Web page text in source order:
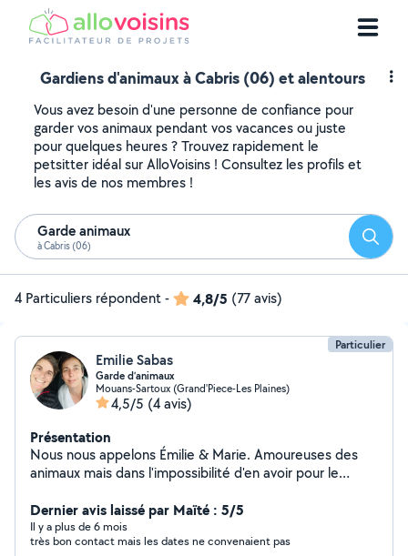
Gardiens d'animaux à Cabris (06) et alentours
Vous avez besoin d'une personne de confiance pour
garder vos animaux pendant vos vacances ou juste
pour quelques heures ? Trouvez rapidement le
petsitter idéal sur AlloVoisins ! Consultez les profils et
les avis de nos membres !
Garde animaux
à Cabris (06)
4 Particuliers répondent- 4,8/5 (77 avis)
Particulier
Emilie Sabas
Garde d’animaux
Mouans-Sartoux (Grand'Piece-Les Plaines)
4,5/5 (4 avis)
Présentation
Nous nous appelons Émilie & Marie. Amoureuses des
animaux mais dans l'impossibilité d'en avoir pour le
boule de poils en votre absence. Étudiante en
ostéopathie animale et titulaires de l'Acaced, nous
gardons vos loulous depuis maintenant 2 ans à notre
Dernier avis laissé par Maïté : 5/5
Il y a plus de 6 mois
très bon contact mais les dates ne convenaient pas